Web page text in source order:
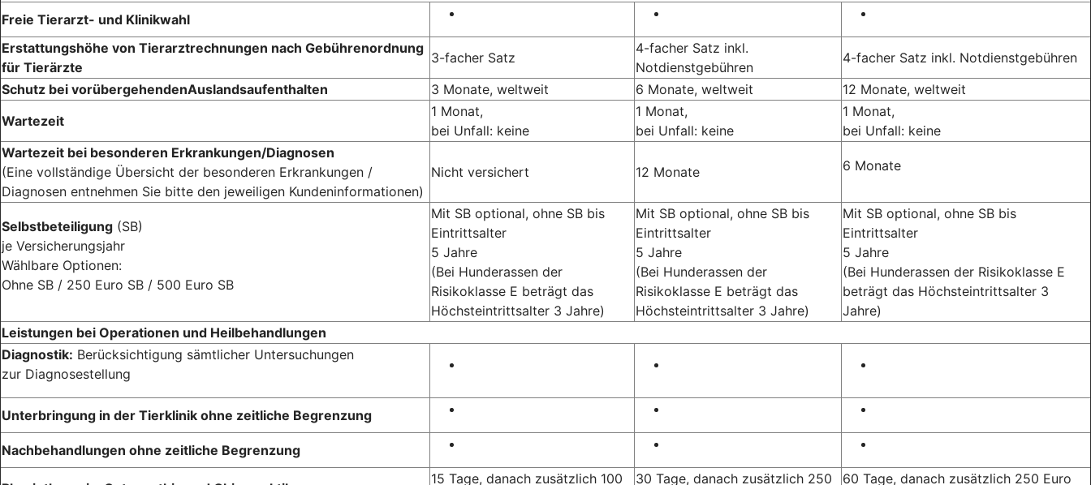
Freie Tierarzt- und Klinikwahl
Erstattungshöhe von Tierarztrechnungen nach Gebührenordnung
für Tierärzte
3-facher Satz
4-facher Satz inkl.
Notdienstgebühren
4-facher Satz inkl. Notdienstgebühren
Schutz bei vorübergehendenAuslandsaufenthalten
3 Monate, weltweit 6 Monate, weltweit
12 Monate, weltweit
Wartezeit
1 Monat,
bei Unfall: keine
1 Monat,
bei Unfall: keine
1 Monat,
bei Unfall: keine
Wartezeit bei besonderen Erkrankungen/Diagnosen
(Eine vollständige Übersicht der besonderen Erkrankungen /
Diagnosen entnehmen Sie bitte den jeweiligen Kundeninformationen)
Nicht versichert 12 Monate 6 Monate
Selbstbeteiligung (SB)
je Versicherungsjahr
Wählbare Optionen:
Ohne SB / 250 Euro SB / 500 Euro SB
Mit SB optional, ohne SB bis
Eintrittsalter
5 Jahre
(Bei Hunderassen der
Risikoklasse E beträgt das
Höchsteintrittsalter 3 Jahre)
Mit SB optional, ohne SB bis
Eintrittsalter
5 Jahre
(Bei Hunderassen der
Risikoklasse E beträgt das
Höchsteintrittsalter 3 Jahre)
Mit SB optional, ohne SB bis
Eintrittsalter
5 Jahre
(Bei Hunderassen der Risikoklasse E
beträgt das Höchsteintrittsalter 3
Jahre)
Leistungen bei Operationen und Heilbehandlungen
Diagnostik: Berücksichtigung sämtlicher Untersuchungen
zur Diagnosestellung
Unterbringung in der Tierklinik ohne zeitliche Begrenzung
Nachbehandlungen ohne zeitliche Begrenzung
15 Tage, danach zusätzlich 100 30 Tage, danach zusätzlich 250 60 Tage, danach zusätzlich 250 Euro